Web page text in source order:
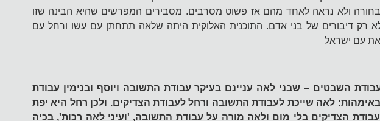
ולא נראה לאחד מהם אז פשוט מסרבים. מסבירים המפרשים שהיא הבינה שזו
רק דיבורים של בני אדם. התוכנית האלוקית היתה שלאה תתחתן עם עשו ורחל עם
את עם ישראל
השבטים – שבני לאה עניינם בעיקר עבודת התשובה ויוסף ובנימין עבודת
לאה שייכת לעבודת התשובה ורחל לעבודת הצדיקים. ולכן רחל היא יפת
הצדיקים בלי מום ולאה מורה על עבודת התשובה, 'ועיני לאה רכות', בכיה